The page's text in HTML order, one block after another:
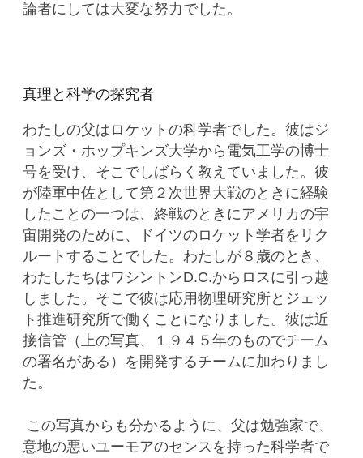
論者にしては大変な努力でした。
真理と科学の探究者
わたしの父はロケットの科学者でした。彼はジ
ョンズ・ホップキンズ大学から電気工学の博士
号を受け、そこでしばらく教えていました。彼
が陸軍中佐として第２次世界大戦のときに経験
したことの一つは、終戦のときにアメリカの宇
宙開発のために、ドイツのロケット学者をリク
ルートすることでした。わたしが８歳のとき、
わたしたちはワシントンD.C.からロスに引っ越
しました。そこで彼は応用物理研究所とジェッ
ト推進研究所で働くことになりました。彼は近
接信管（上の写真、１９４５年のものでチーム
の署名がある）を開発するチームに加わりまし
た。
この写真からも分かるように、父は勉強家で、
意地の悪いユーモアのセンスを持った科学者で